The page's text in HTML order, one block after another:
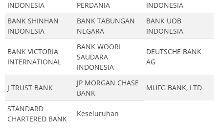
INDONESIA
PERDANIA
INDONESIA
BANK SHINHAN
INDONESIA
BANK TABUNGAN
NEGARA
BANK UOB
INDONESIA
BANK VICTORIA
INTERNATIONAL
BANK WOORI
SAUDARA
INDONESIA
DEUTSCHE BANK
AG
J TRUST BANK
JP MORGAN CHASE
BANK
MUFG BANK, LTD
STANDARD
CHARTERED BANK
Keseluruhan